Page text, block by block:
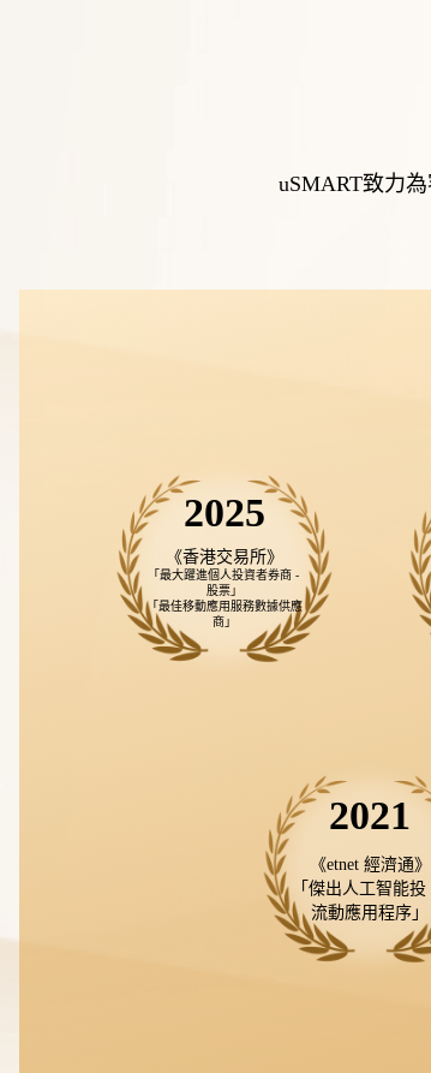
uSMART致力
2025
《香港交易所》
「最大躍進個人投資者券商 -
股票」
「最佳移動應用服務數據供應
商」
2021
《etnet 經濟通》
「傑出人工智能投
流動應用程序」